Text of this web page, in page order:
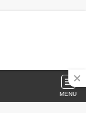
MENU